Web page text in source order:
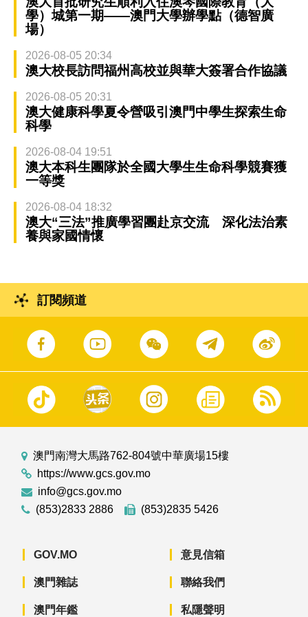
學）城第一期——澳門大學辦學點（德智廣
場）
2026-08-05 20:34
澳大校長訪問福州高校並與華大簽署合作協議
2026-08-05 20:31
澳大健康科學夏令營吸引澳門中學生探索生命
科學
2026-08-04 19:51
澳大本科生團隊於全國大學生生命科學競賽獲
一等獎
2026-08-04 18:32
澳大“三法”推廣學習團赴京交流 深化法治素
養與家國情懷
訂閱頻道
澳門南灣大馬路762-804號中華廣場15樓
https://www.gcs.gov.mo
info@gcs.gov.mo
(853)2833 2886
(853)2835 5426
GOV.MO
澳門雜誌
澳門年鑑
意見信箱
聯絡我們
私隱聲明